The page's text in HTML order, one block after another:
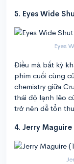
5. Eyes Wide
Eyes
Điều mà bất kỳ
phim cuối cùng
chemistry giữa
thái độ lạnh lẽo
trở nên dễ tổn
4. Jerry